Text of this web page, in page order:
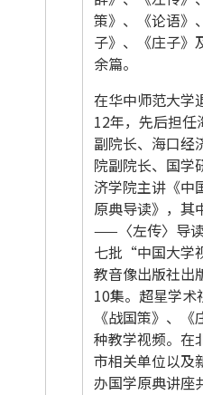
策》、《论语》
子》、《庄子》
余篇。
在华中师范大学
12年，先后担任
副院长、海口经
院副院长、国学
济学院主讲《中
原典导读》，其
——〈左传〉导
七批“中国大学
教音像出版社出
10集。超星学
《战国策》、
种教学视频。在
市相关单位以及
办国学原典讲座